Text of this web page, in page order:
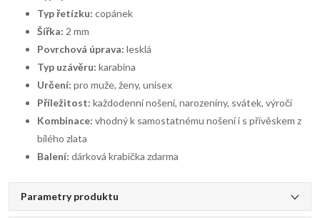
Typ řetízku: copánek
Šířka: 2 mm
Povrchová úprava: lesklá
Typ uzávěru: karabina
Určení: pro muže, ženy, unisex
Příležitost: každodenní nošení, narozeniny, svátek, výročí
Kombinace: vhodný k samostatnému nošení i s přívěskem z
bílého zlata
Balení: dárková krabička zdarma
Parametry produktu